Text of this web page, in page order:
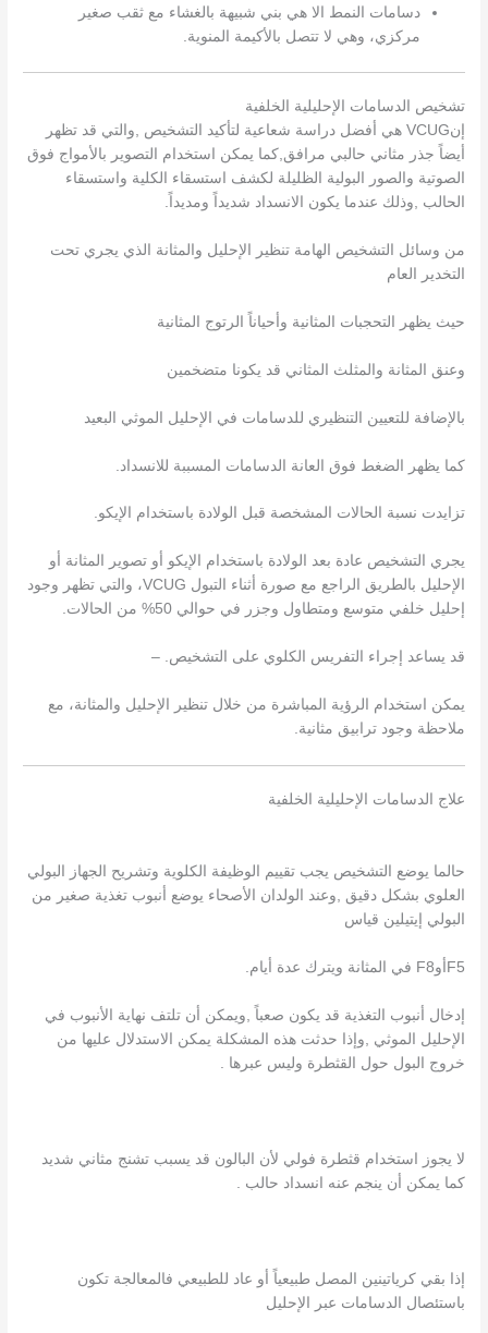
دسامات النمط الا هي بني شبيهة بالغشاء مع ثقب صغير
مركزي، وهي لا تتصل بالأكيمة المنوية.
تشخيص الدسامات الإحليلية الخلفية
إنVCUG هي أفضل دراسة شعاعية لتأكيد التشخيص ,والتي قد تظهر
أيضاً جذر مثاني حالبي مرافق,كما يمكن استخدام التصوير بالأمواج فوق
الصوتية والصور البولية الظليلة لكشف استسقاء الكلية واستسقاء
الحالب ,وذلك عندما يكون الانسداد شديداً ومديداً.
من وسائل التشخيص الهامة تنظير الإحليل والمثانة الذي يجري تحت
التخدير العام
حيث يظهر التحجبات المثانية وأحياناً الرتوج المثانية
وعنق المثانة والمثلث المثاني قد يكونا متضخمين
بالإضافة للتعيين التنظيري للدسامات في الإحليل الموثي البعيد
كما يظهر الضغط فوق العانة الدسامات المسببة للانسداد.
تزايدت نسبة الحالات المشخصة قبل الولادة باستخدام الإيكو.
يجري التشخيص عادة بعد الولادة باستخدام الإيكو أو تصوير المثانة أو
الإحليل بالطريق الراجع مع صورة أثناء التبول VCUG، والتي تظهر وجود
إحليل خلفي متوسع ومتطاول وجزر في حوالي 50% من الحالات.
قد يساعد إجراء التفريس الكلوي على التشخيص. –
يمكن استخدام الرؤية المباشرة من خلال تنظير الإحليل والمثانة، مع
ملاحظة وجود ترابيق مثانية.
علاج الدسامات الإحليلية الخلفية
حالما يوضع التشخيص يجب تقييم الوظيفة الكلوية وتشريح الجهاز البولي
العلوي بشكل دقيق ,وعند الولدان الأصحاء يوضع أنبوب تغذية صغير من
البولي إيتيلين قياس
F5أوF8 في المثانة ويترك عدة أيام.
إدخال أنبوب التغذية قد يكون صعباً ,ويمكن أن تلتف نهاية الأنبوب في
الإحليل الموثي ,وإذا حدثت هذه المشكلة يمكن الاستدلال عليها من
خروج البول حول القثطرة وليس عبرها .
لا يجوز استخدام قثطرة فولي لأن البالون قد يسبب تشنج مثاني شديد
كما يمكن أن ينجم عنه انسداد حالب .
إذا بقي كرياتينين المصل طبيعياً أو عاد للطبيعي فالمعالجة تكون
باستئصال الدسامات عبر الإحليل